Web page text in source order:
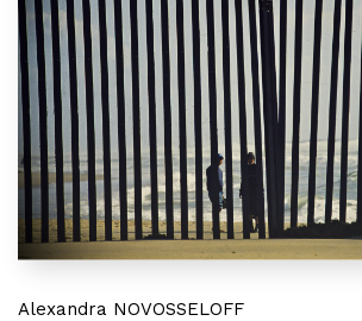
Alexandra NOVOSSELOFF